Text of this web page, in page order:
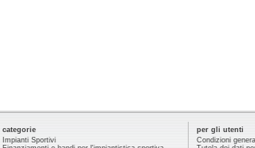
categorie
Impianti Sportivi
per gli utenti
Condizioni